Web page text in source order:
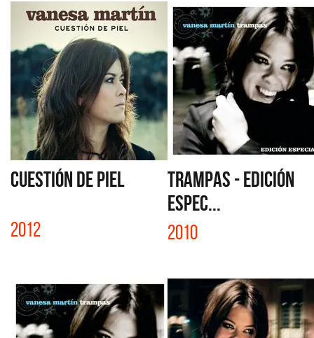
CUESTIÓN DE PIEL
2012
TRAMPAS - EDICIÓN
ESPEC...
2010